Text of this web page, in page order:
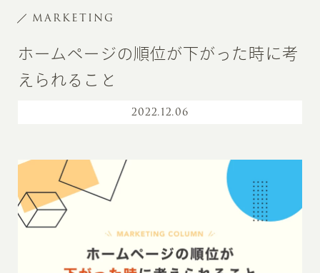
MARKETING
ホームページの順位が下がった時に考
えられること
2022.12.06